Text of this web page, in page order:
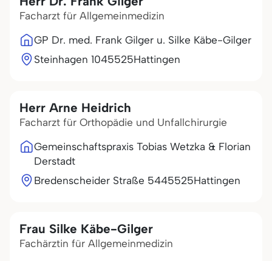
Facharzt für Allgemeinmedizin
GP Dr. med. Frank Gilger u. Silke Käbe-Gilger
Steinhagen 1045525Hattingen
Herr Arne Heidrich
Facharzt für Orthopädie und Unfallchirurgie
Gemeinschaftspraxis Tobias Wetzka & Florian
Derstadt
Bredenscheider Straße 5445525Hattingen
Frau Silke Käbe-Gilger
Fachärztin für Allgemeinmedizin